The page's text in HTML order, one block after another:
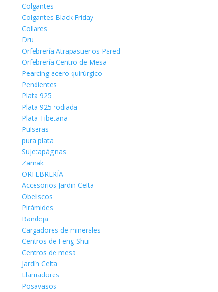
Colgantes
Colgantes Black Friday
Collares
Dru
Orfebrería Atrapasueños Pared
Orfebrería Centro de Mesa
Pearcing acero quirúrgico
Pendientes
Plata 925
Plata 925 rodiada
Plata Tibetana
Pulseras
pura plata
Sujetapáginas
Zamak
ORFEBRERÍA
Accesorios Jardín Celta
Obeliscos
Pirámides
Bandeja
Cargadores de minerales
Centros de Feng-Shui
Centros de mesa
Jardín Celta
Llamadores
Posavasos